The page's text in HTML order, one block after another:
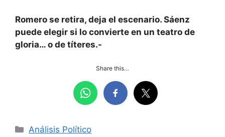
Romero se retira, deja el escenario. Sáenz
puede elegir si lo convierte en un teatro de
gloria… o de títeres.-
Share this…
Categorías
Análisis Político